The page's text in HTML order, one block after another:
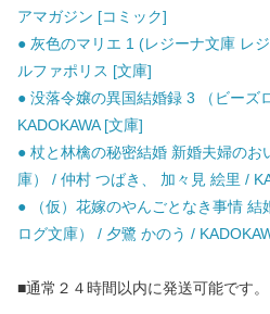
アマガジン [コミック]
● 灰色のマリエ 1 (レジーナ文庫 レ
ルファポリス [文庫]
● 没落令嬢の異国結婚録 3 （ビーズ
KADOKAWA [文庫]
● 杖と林檎の秘密結婚 新婚夫婦のお
庫） / 仲村 つばき、 加々見 絵里 /
● （仮）花嫁のやんごとなき事情
ログ文庫） / 夕鷺 かのう /
■通常２４時間以内に発送可能です。